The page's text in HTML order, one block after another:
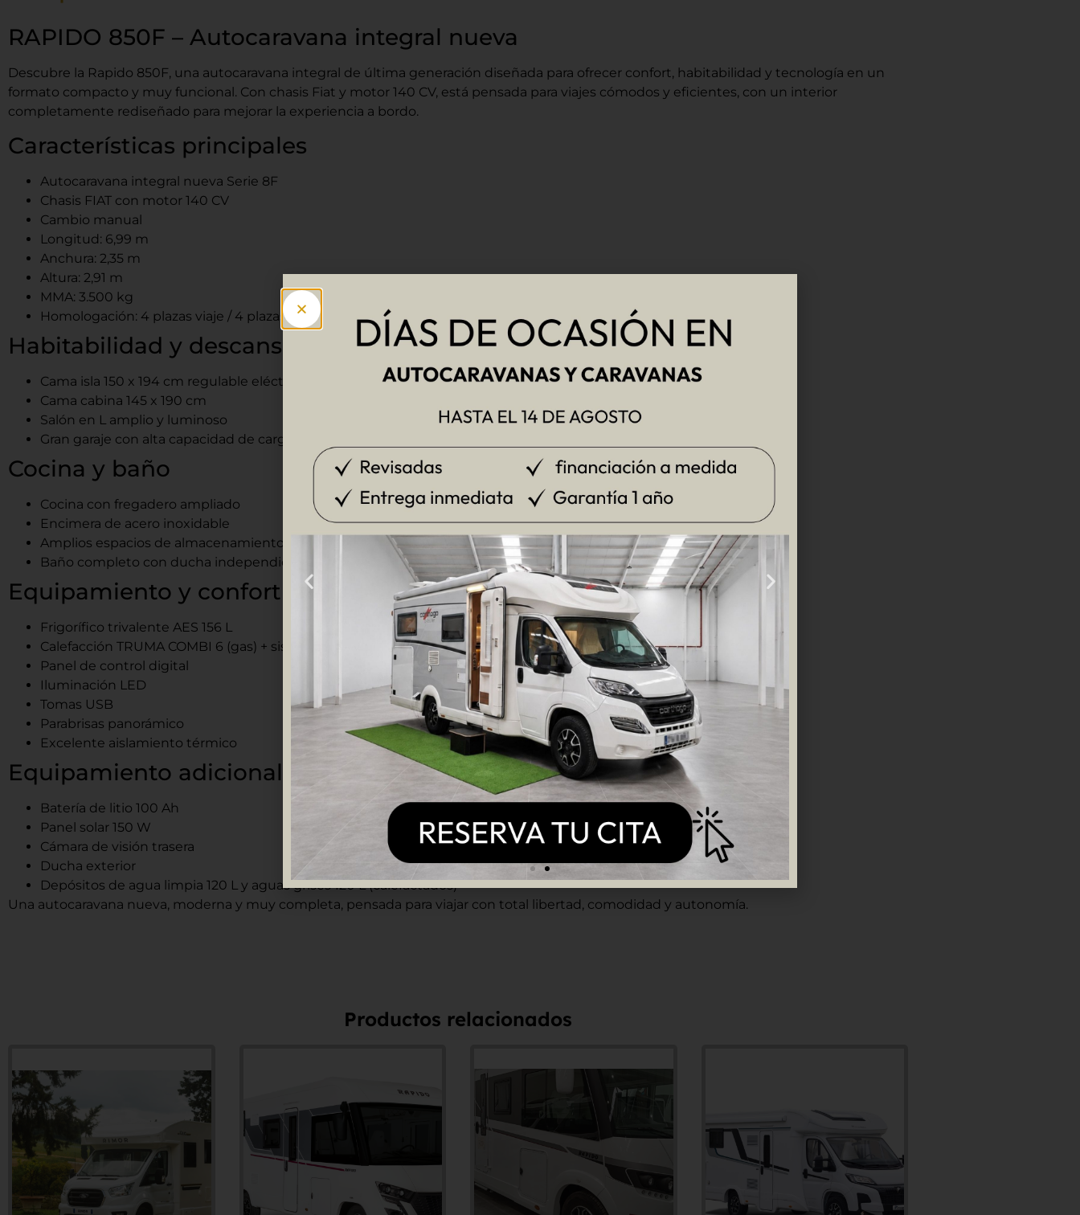
RAPIDO 850F – Autocaravana integral nueva
Descubre la Rapido 850F, una autocaravana integral de última generación diseñada para ofrecer confort, habitabilidad y tecnología en un
formato compacto y muy funcional. Con chasis Fiat y motor 140 CV, está pensada para viajes cómodos y eficientes, con un interior
completamente rediseñado para mejorar la experiencia a bordo.
Características principales
Autocaravana integral nueva Serie 8F
Chasis FIAT con motor 140 CV
Cambio manual
Longitud: 6,99 m
Anchura: 2,35 m
Altura: 2,91 m
MMA: 3.500 kg
Homologación: 4 plazas viaje / 4 plazas dormir
Habitabilidad y descanso
Cama isla 150 x 194 cm regulable eléctricamente en altura
Cama cabina 145 x 190 cm
Salón en L amplio y luminoso
Gran garaje con alta capacidad de carga
Cocina y baño
Cocina con fregadero ampliado
Encimera de acero inoxidable
Amplios espacios de almacenamiento
Baño completo con ducha independiente
Equipamiento y confort
Frigorífico trivalente AES 156 L
Calefacción TRUMA COMBI 6 (gas) + sistema anticrash
Panel de control digital
Iluminación LED
Tomas USB
Parabrisas panorámico
Excelente aislamiento térmico
Equipamiento adicional
Batería de litio 100 Ah
Panel solar 150 W
Cámara de visión trasera
Ducha exterior
Depósitos de agua limpia 120 L y aguas grises 120 L (calefactados)
Una autocaravana nueva, moderna y muy completa, pensada para viajar con total libertad, comodidad y autonomía.
Productos relacionados